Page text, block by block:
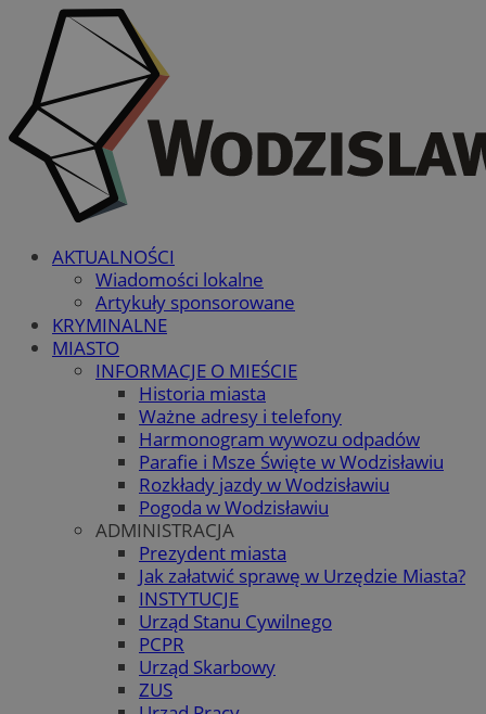
AKTUALNOŚCI
Wiadomości lokalne
Artykuły sponsorowane
KRYMINALNE
MIASTO
INFORMACJE O MIEŚCIE
Historia miasta
Ważne adresy i telefony
Harmonogram wywozu odpadów
Parafie i Msze Święte w Wodzisławiu
Rozkłady jazdy w Wodzisławiu
Pogoda w Wodzisławiu
ADMINISTRACJA
Prezydent miasta
Jak załatwić sprawę w Urzędzie Miasta?
INSTYTUCJE
Urząd Stanu Cywilnego
PCPR
Urząd Skarbowy
ZUS